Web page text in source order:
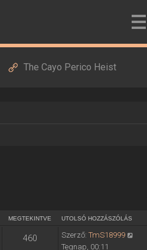
The Cayo Perico Heist
MEGTEKINTVE UTOLSÓ HOZZÁSZÓLÁS
460 Szerző: TmS18999
Tegnap, 00:11